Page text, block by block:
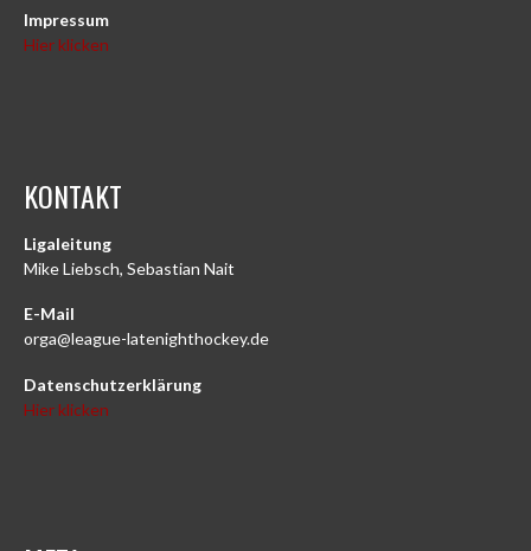
Impressum
Hier klicken
KONTAKT
Ligaleitung
Mike Liebsch, Sebastian Nait
E-Mail
orga@league-latenighthockey.de
Datenschutzerklärung
Hier klicken